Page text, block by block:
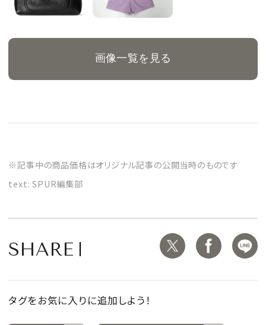
画像一覧を見る
※記事中の商品価格はオリジナル記事の公開当時のものです
text: SPUR編集部
SHARE
タグをお気に入りに追加しよう！